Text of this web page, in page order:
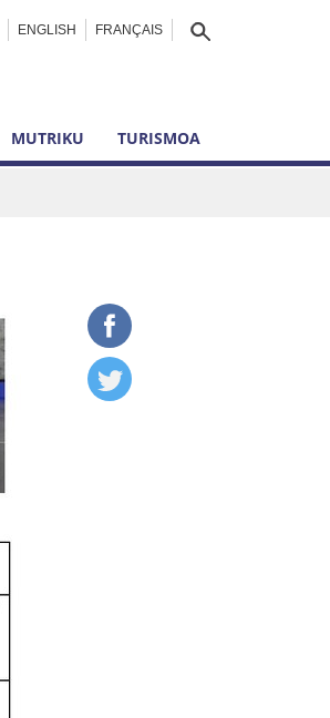
ENGLISH FRANÇAIS
MUTRIKU TURISMOA